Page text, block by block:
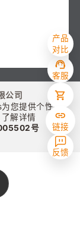
公司
您提供个性化
了解详情
号
产品
对比
客服
链接
反馈